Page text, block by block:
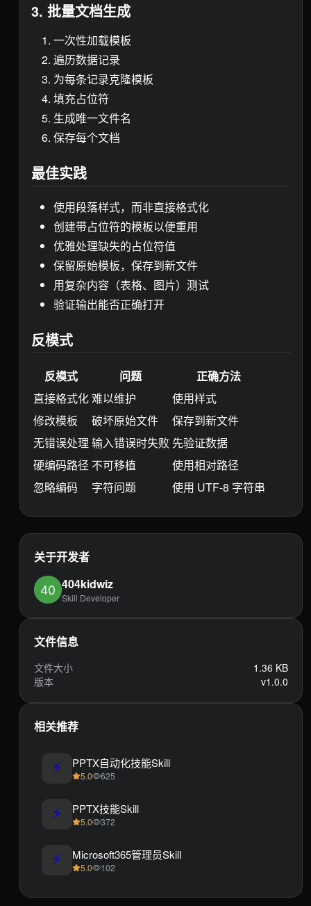
3. 批量文档生成
一次性加载模板
遍历数据记录
为每条记录克隆模板
填充占位符
生成唯一文件名
保存每个文档
最佳实践
使用段落样式，而非直接格式化
创建带占位符的模板以便重用
优雅处理缺失的占位符值
保留原始模板，保存到新文件
用复杂内容（表格、图片）测试
验证输出能否正确打开
反模式
反模式 问题
正确方法
直接格式化难以维护
使用样式
修改模板
破坏原始文件
保存到新文件
无错误处理 输入错误时失败 先验证数据
硬编码路径 不可移植
使用相对路径
忽略编码
字符问题 使用 UTF-8 字符串
关于开发者
404kidwiz
Skill Developer
文件信息
文件大小
1.36 KB
版本
v1.0.0
相关推荐
⚡ PPTX自动化技能Skill
5.0 625
⚡ PPTX技能Skill
5.0 372
⚡ Microsoft365管理员Skill
5.0 102